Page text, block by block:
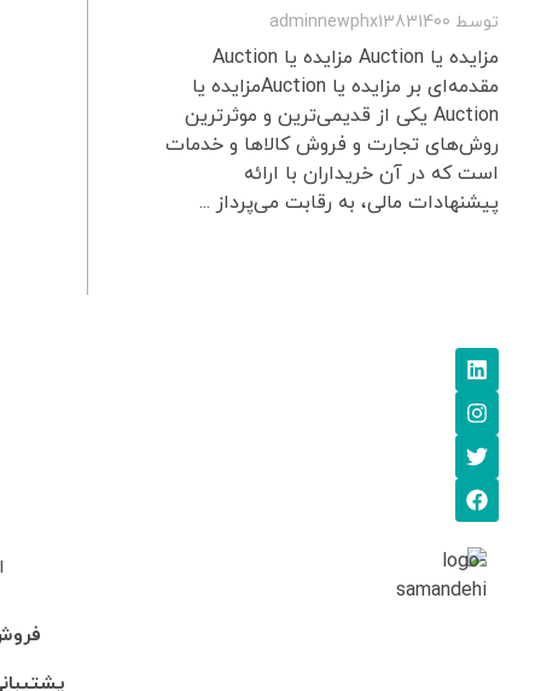
توسط adminnewphx13831400
مزایده یا Auction مزایده یا Auction
مقدمه‌ای بر مزایده یا Auctionمزایده یا
Auction یکی از قدیمی‌ترین و موثرترین
روش‌های تجارت و فروش کالاها و خدمات
است که در آن خریداران با ارائه
پیشنهادات مالی، به رقابت می‌پرداز ...
فروش:
پشتیبانی: 95-